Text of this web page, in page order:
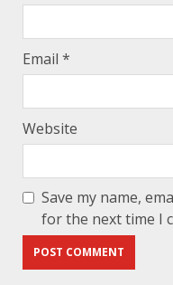
Email *
Website
Save my name,
for the next time I